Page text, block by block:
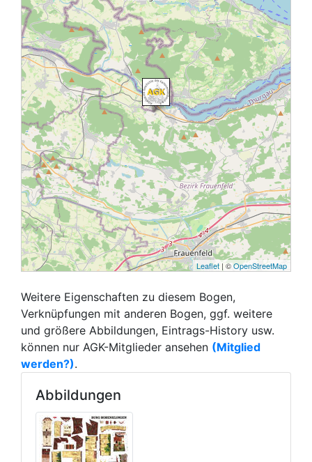
Leaflet | ©OpenStreetMap
Weitere Eigenschaften zu diesem Bogen,
Verknüpfungen mit anderen Bogen, ggf. weitere
und größere Abbildungen, Eintrags-History usw.
können nur AGK-Mitglieder ansehen (Mitglied
werden?).
Abbildungen